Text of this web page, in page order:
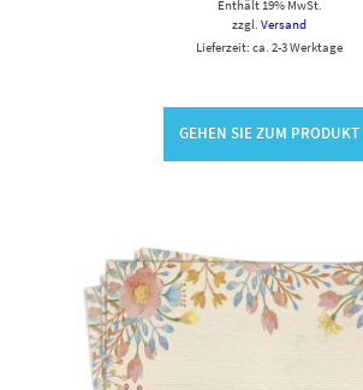
Enthält 19% MwSt.
zzgl. Versand
Lieferzeit: ca. 2-3 Werktage
GEHEN SIE ZUM PRODUKT